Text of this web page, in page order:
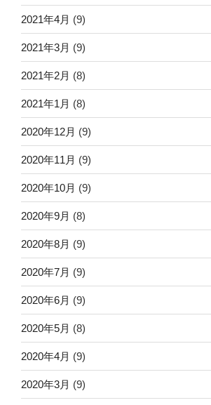
2021年4月 (9)
2021年3月 (9)
2021年2月 (8)
2021年1月 (8)
2020年12月 (9)
2020年11月 (9)
2020年10月 (9)
2020年9月 (8)
2020年8月 (9)
2020年7月 (9)
2020年6月 (9)
2020年5月 (8)
2020年4月 (9)
2020年3月 (9)